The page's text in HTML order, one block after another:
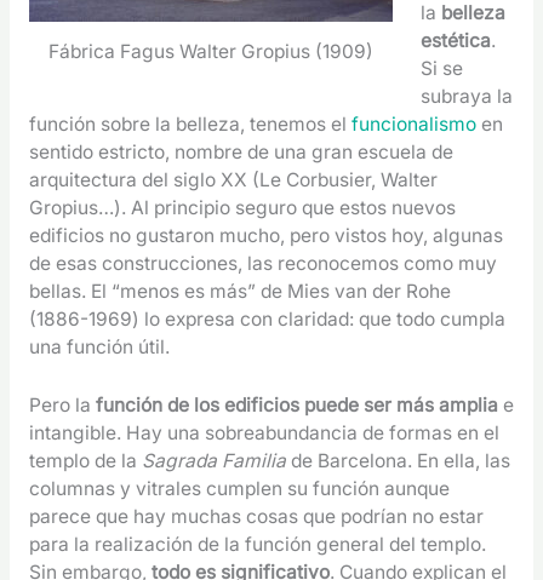
Fábrica Fagus Walter Gropius (1909)
la belleza
estética.
Si se
subraya la
función sobre la belleza, tenemos el funcionalismoen
sentido estricto, nombre de una gran escuela de
arquitectura del siglo XX (Le Corbusier, Walter
Gropius…). Al principio seguro que estos nuevos
edificios no gustaron mucho, pero vistos hoy, algunas
de esas construcciones, las reconocemos como muy
bellas. El “menos es más” de Mies van der Rohe
(1886-1969) lo expresa con claridad: que todo cumpla
una función útil.
Pero la función de los edificios puede ser más amplia e
intangible. Hay una sobreabundancia de formas en el
templo de la Sagrada Familiade Barcelona. En ella, las
columnas y vitrales cumplen su función aunque
parece que hay muchas cosas que podrían no estar
para la realización de la función general del templo.
Sin embargo, todo es significativo. Cuando explican el